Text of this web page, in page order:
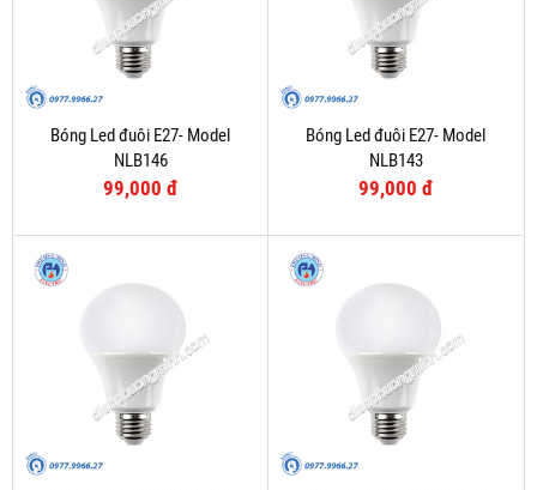
Bóng Led đuôi E27- Model
NLB146
99,000 đ
Bóng Led đuôi E27- Model
NLB143
99,000 đ